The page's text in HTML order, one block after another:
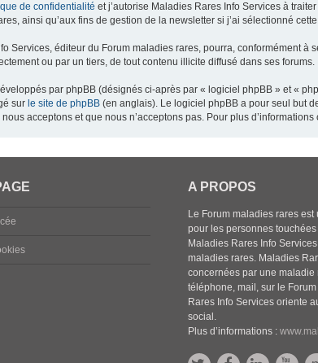
de confidentialité et j’autorise Maladies Rares Info Services à
ainsi qu’aux fins de gestion de la newsletter si j’ai sélectionné
Services, éditeur du Forum maladies rares, pourra, conformément
ou par un tiers, de tout contenu illicite diffusé dans ses forums.
par phpBB (désignés ci-après par « logiciel phpBB » et «
sur le site de phpBB (en anglais). Le logiciel phpBB a pour seul but
acceptons et que nous n’acceptons pas. Pour plus
A PROPOS
Le Forum maladies rares
pour les personnes
Maladies Rares Info
maladies rares. Maladies
concernées par une
téléphone, mail, sur le
Rares Info Services oriente
social.
Plus d’informations :